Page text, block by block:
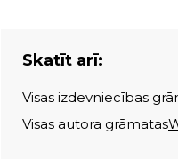
Skatīt arī:
Visas izdevniecības
Visas autora grāmatas